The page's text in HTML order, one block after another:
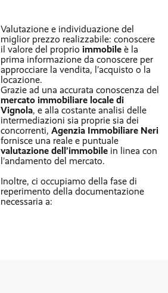
Valutazione e individuazione del
miglior prezzo realizzabile: conoscere
il valore del proprio immobile è la
prima informazione da conoscere per
approcciare la vendita, l’acquisto o la
locazione.
Grazie ad una accurata conoscenza del
mercato immobiliare locale di
Vignola, e alla costante analisi delle
intermediazioni sia proprie sia dei
concorrenti, Agenzia Immobiliare Neri
fornisce una reale e puntuale
valutazione dell’immobile in linea con
l’andamento del mercato.
Inoltre, ci occupiamo della fase di
reperimento della documentazione
necessaria a: